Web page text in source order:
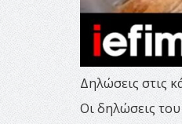
Δηλώσεις στις
Οι δηλώσεις